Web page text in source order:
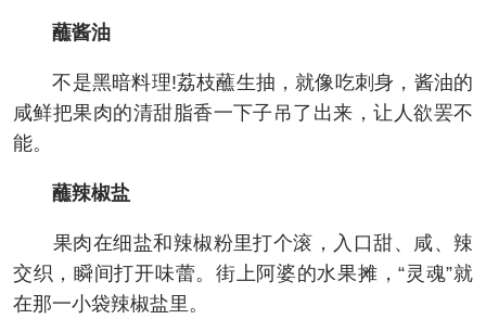
蘸酱油
不是黑暗料理!荔枝蘸生抽，就像吃刺身，酱油的
咸鲜把果肉的清甜脂香一下子吊了出来，让人欲罢不
能。
蘸辣椒盐
果肉在细盐和辣椒粉里打个滚，入口甜、咸、辣
交织，瞬间打开味蕾。街上阿婆的水果摊，“灵魂”就
在那一小袋辣椒盐里。